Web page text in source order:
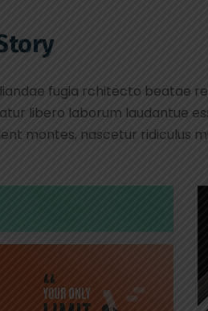
fugia rchitecto beatae
libero laborum laudantue
montes, nascetur ridiculus